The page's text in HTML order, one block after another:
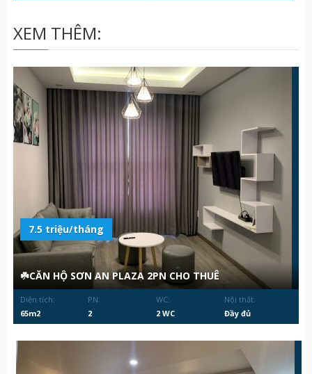
XEM THÊM:
7.5 triệu/tháng
☘️CĂN HỘ SƠN AN PLAZA 2PN CHO THUÊ
Diện tích:
65m2
PN:
2
WC:
2 WC
Nội thất:
Đầy đủ